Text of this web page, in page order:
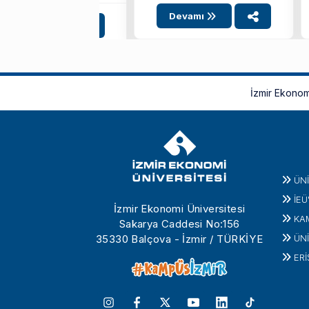
Devamı
İzmir
İzmir Ekonomi Üniversitesi
Sakarya Caddesi No:156
35330 Balçova - İzmir / TÜRKİYE